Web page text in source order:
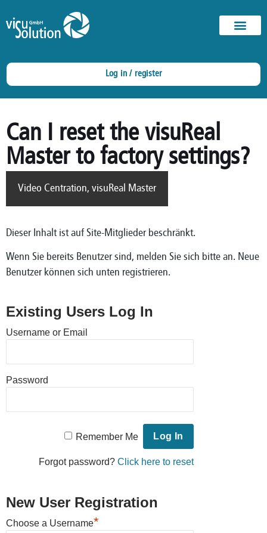
Log in / register
Can I reset the visuReal
Master to factory settings?
Video Centration, visuReal Master
Dieser Inhalt ist auf Site-Mitglieder beschränkt.
Wenn Sie bereits Benutzer sind, melden Sie sich bitte an. Neue
Benutzer können sich unten registrieren.
Existing Users Log In
Username or Email
Password
Remember Me
Forgot password? Click here to reset
New User Registration
Choose a Username*